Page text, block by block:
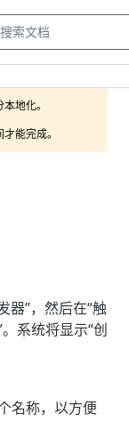
地化。
能完成。
器”，然后在“触
系统将显示“创
名称，以方便